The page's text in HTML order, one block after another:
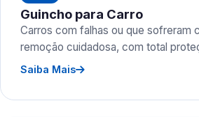
Guincho para Carro
Carros com falhas ou que sofreram
remoção cuidadosa, com total
Saiba Mais